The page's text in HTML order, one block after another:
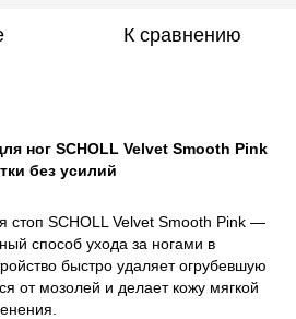
К сравнению
ног SCHOLL Velvet Smooth Pink
без усилий
стоп SCHOLL Velvet Smooth Pink —
способ ухода за ногами в
быстро удаляет огрубевшую
от мозолей и делает кожу мягкой